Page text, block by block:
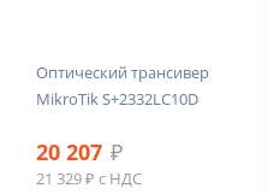
Оптический трансивер
MikroTik S+2332LC10D
20 207 ₽
21 329 ₽ с НДС